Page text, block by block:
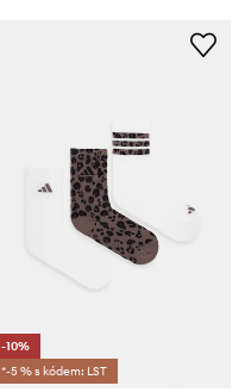
-10%
*-5 % s kódem: LST